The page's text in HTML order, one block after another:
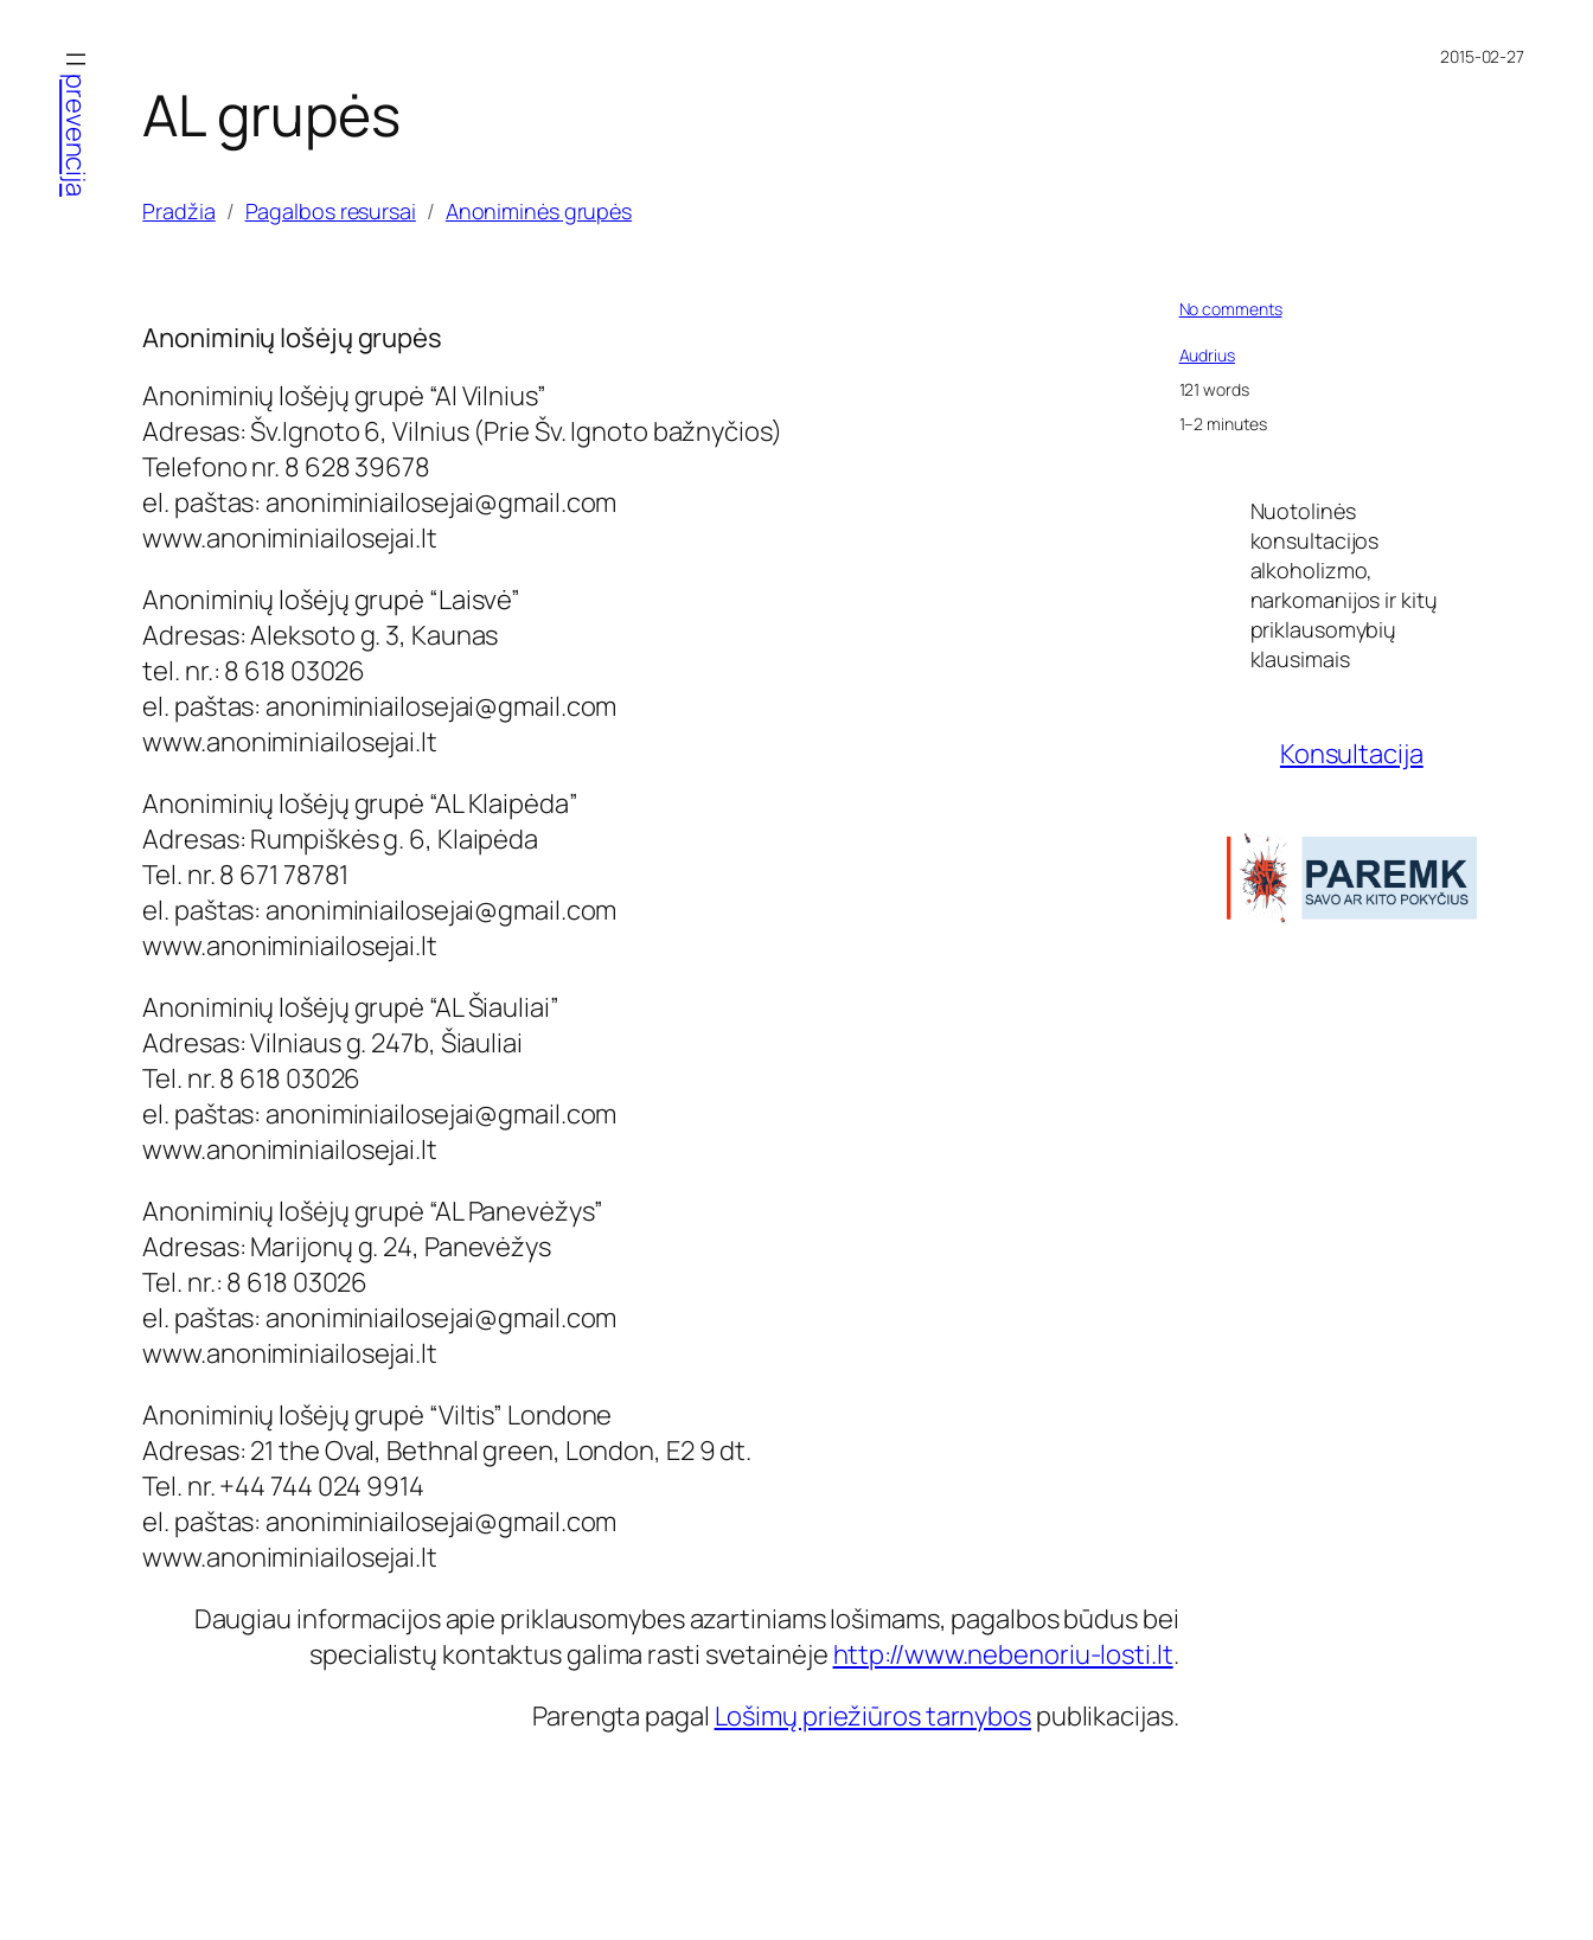
turinio
prevencija AL grupės
2015-02-27
Pradžia Pagalbos resursai Anoniminės grupės
Anoniminių lošėjų grupės
Anoniminių lošėjų grupė “Al Vilnius”
Adresas: Šv.Ignoto 6, Vilnius (Prie Šv. Ignoto bažnyčios)
Telefono nr. 8 628 39678
el. paštas: anoniminiailosejai@gmail.com
www.anoniminiailosejai.lt
Anoniminių lošėjų grupė “Laisvė”
Adresas: Aleksoto g. 3, Kaunas
tel. nr.: 8 618 03026
el. paštas: anoniminiailosejai@gmail.com
www.anoniminiailosejai.lt
Anoniminių lošėjų grupė “AL Klaipėda”
Adresas: Rumpiškės g. 6, Klaipėda
Tel. nr. 8 671 78781
el. paštas: anoniminiailosejai@gmail.com
www.anoniminiailosejai.lt
Anoniminių lošėjų grupė “AL Šiauliai”
Adresas: Vilniaus g. 247b, Šiauliai
Tel. nr. 8 618 03026
el. paštas: anoniminiailosejai@gmail.com
www.anoniminiailosejai.lt
Anoniminių lošėjų grupė “AL Panevėžys”
Adresas: Marijonų g. 24, Panevėžys
Tel. nr.: 8 618 03026
el. paštas: anoniminiailosejai@gmail.com
www.anoniminiailosejai.lt
Anoniminių lošėjų grupė “Viltis” Londone
Adresas: 21 the Oval, Bethnal green, London, E2 9 dt.
Tel. nr. +44 744 024 9914
el. paštas: anoniminiailosejai@gmail.com
www.anoniminiailosejai.lt
Daugiau informacijos apie priklausomybes azartiniams lošimams, pagalbos būdus bei
specialistų kontaktus galima rasti svetainėje http://www.nebenoriu-losti.lt.
Parengta pagal Lošimų priežiūros tarnybospublikacijas.
No commentso
s
Audrius
121 words
1–2 minutes
Nuotolinės
konsultacijos
alkoholizmo,
narkomanijos ir kitų
priklausomybių
klausimais
Konsultacija